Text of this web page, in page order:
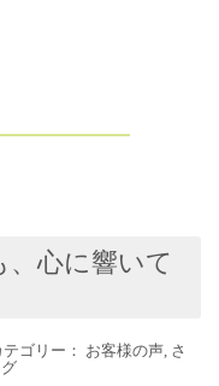
心に響いて
ゴリー： お客様の声, さ